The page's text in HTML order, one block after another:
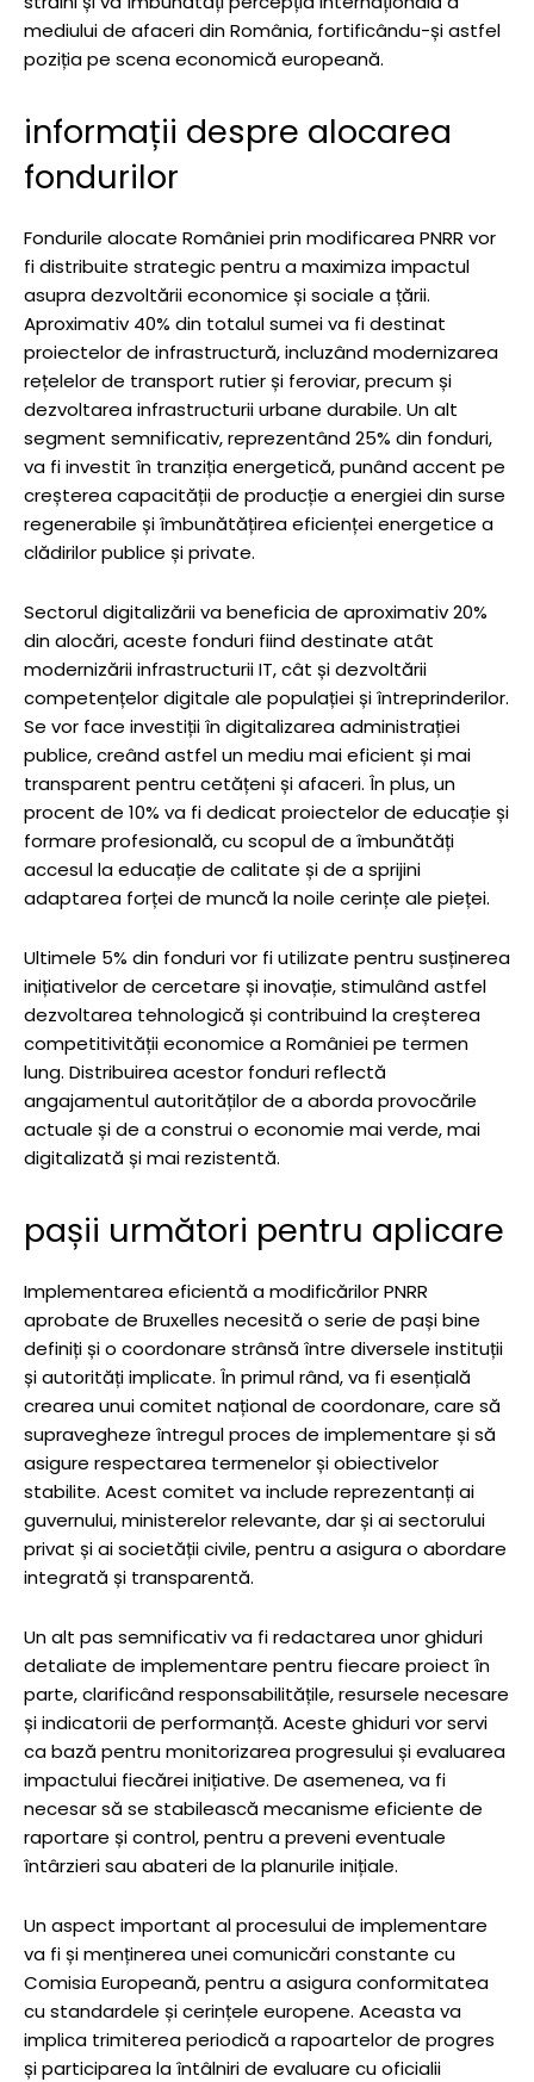
mediului de afaceri din România, fortificându-și astfel
poziția pe scena economică europeană.
informații despre alocarea
fondurilor
Fondurile alocate României prin modificarea PNRR vor
fi distribuite strategic pentru a maximiza impactul
asupra dezvoltării economice și sociale a țării.
Aproximativ 40% din totalul sumei va fi destinat
proiectelor de infrastructură, incluzând modernizarea
rețelelor de transport rutier și feroviar, precum și
dezvoltarea infrastructurii urbane durabile. Un alt
segment semnificativ, reprezentând 25% din fonduri,
va fi investit în tranziția energetică, punând accent pe
creșterea capacității de producție a energiei din surse
regenerabile și îmbunătățirea eficienței energetice a
clădirilor publice și private.
Sectorul digitalizării va beneficia de aproximativ 20%
din alocări, aceste fonduri fiind destinate atât
modernizării infrastructurii IT, cât și dezvoltării
competențelor digitale ale populației și întreprinderilor.
Se vor face investiții în digitalizarea administrației
publice, creând astfel un mediu mai eficient și mai
transparent pentru cetățeni și afaceri. În plus, un
procent de 10% va fi dedicat proiectelor de educație și
formare profesională, cu scopul de a îmbunătăți
accesul la educație de calitate și de a sprijini
adaptarea forței de muncă la noile cerințe ale pieței.
Ultimele 5% din fonduri vor fi utilizate pentru susținerea
inițiativelor de cercetare și inovație, stimulând astfel
dezvoltarea tehnologică și contribuind la creșterea
competitivității economice a României pe termen
lung. Distribuirea acestor fonduri reflectă
angajamentul autorităților de a aborda provocările
actuale și de a construi o economie mai verde, mai
digitalizată și mai rezistentă.
pașii următori pentru aplicare
Implementarea eficientă a modificărilor PNRR
aprobate de Bruxelles necesită o serie de pași bine
definiți și o coordonare strânsă între diversele instituții
și autorități implicate. În primul rând, va fi esențială
crearea unui comitet național de coordonare, care să
supravegheze întregul proces de implementare și să
asigure respectarea termenelor și obiectivelor
stabilite. Acest comitet va include reprezentanți ai
guvernului, ministerelor relevante, dar și ai sectorului
privat și ai societății civile, pentru a asigura o abordare
integrată și transparentă.
Un alt pas semnificativ va fi redactarea unor ghiduri
detaliate de implementare pentru fiecare proiect în
parte, clarificând responsabilitățile, resursele necesare
și indicatorii de performanță. Aceste ghiduri vor servi
ca bază pentru monitorizarea progresului și evaluarea
impactului fiecărei inițiative. De asemenea, va fi
necesar să se stabilească mecanisme eficiente de
raportare și control, pentru a preveni eventuale
întârzieri sau abateri de la planurile inițiale.
Un aspect important al procesului de implementare
va fi și menținerea unei comunicări constante cu
Comisia Europeană, pentru a asigura conformitatea
cu standardele și cerințele europene. Aceasta va
implica trimiterea periodică a rapoartelor de progres
și participarea la întâlniri de evaluare cu oficialii